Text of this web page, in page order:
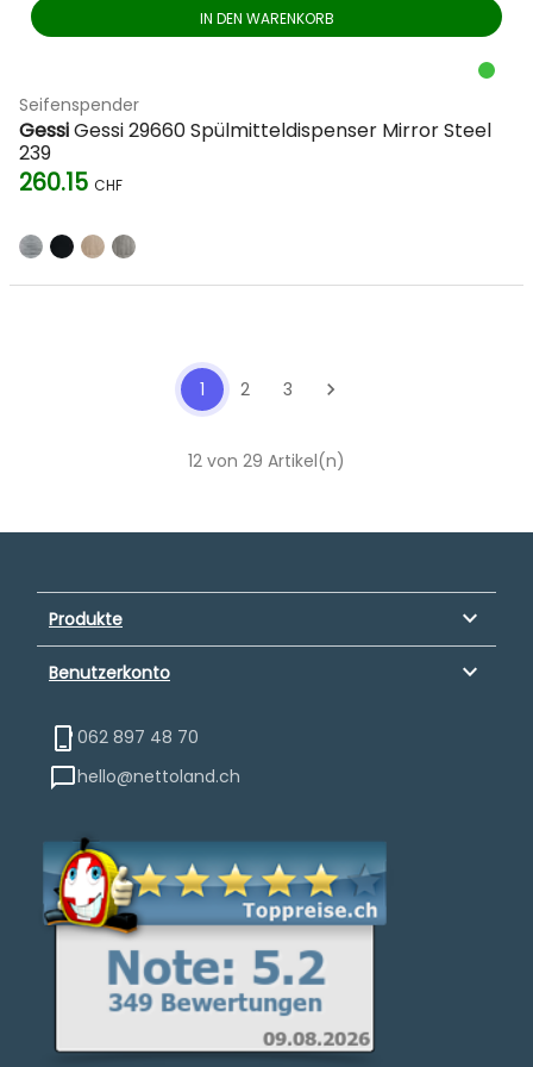
IN DEN WARENKORB
Seifenspender
GessiGessi 29660 Spülmitteldispenser Mirror Steel
239
260.15 CHF
1 2 3 chevron_right
12 von 29 Artikel(n)
Produkte keyboard_arrow_down
Benutzerkonto keyboard_arrow_down
062 897 48 70
hello@nettoland.ch